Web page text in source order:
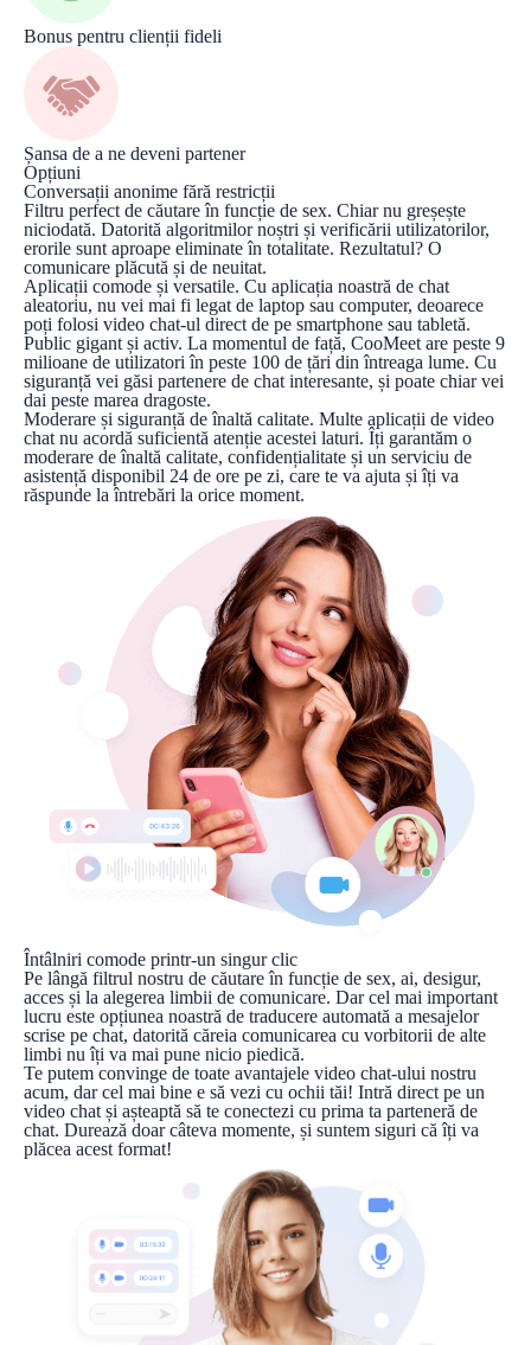
Bonus pentru clienții fideli
Șansa de a ne deveni partener
Opțiuni
Conversații anonime fără restricții
Filtru perfect de căutare în funcție de sex. Chiar nu greșește
niciodată. Datorită algoritmilor noștri și verificării utilizatorilor,
erorile sunt aproape eliminate în totalitate. Rezultatul? O
comunicare plăcută și de neuitat.
Aplicații comode și versatile. Cu aplicația noastră de chat
aleatoriu, nu vei mai fi legat de laptop sau computer, deoarece
poți folosi video chat-ul direct de pe smartphone sau tabletă.
Public gigant și activ. La momentul de față, CooMeet are peste 9
milioane de utilizatori în peste 100 de țări din întreaga lume. Cu
siguranță vei găsi partenere de chat interesante, și poate chiar vei
dai peste marea dragoste.
Moderare și siguranță de înaltă calitate. Multe aplicații de video
chat nu acordă suficientă atenție acestei laturi. Îți garantăm o
moderare de înaltă calitate, confidențialitate și un serviciu de
asistență disponibil 24 de ore pe zi, care te va ajuta și îți va
răspunde la întrebări la orice moment.
Întâlniri comode printr-un singur clic
Pe lângă filtrul nostru de căutare în funcție de sex, ai, desigur,
acces și la alegerea limbii de comunicare. Dar cel mai important
lucru este opțiunea noastră de traducere automată a mesajelor
scrise pe chat, datorită căreia comunicarea cu vorbitorii de alte
limbi nu îți va mai pune nicio piedică.
Te putem convinge de toate avantajele video chat-ului nostru
acum, dar cel mai bine e să vezi cu ochii tăi! Intră direct pe un
video chat și așteaptă să te conectezi cu prima ta parteneră de
chat. Durează doar câteva momente, și suntem siguri că îți va
plăcea acest format!